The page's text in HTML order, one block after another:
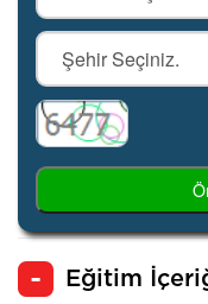
Eğitim